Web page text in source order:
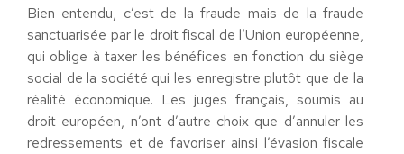
Bien entendu, c’est de la fraude mais de la fraude
sanctuarisée par le droit fiscal de l’Union européenne,
qui oblige à taxer les bénéfices en fonction du siège
social de la société qui les enregistre plutôt que de la
réalité économique. Les juges français, soumis au
droit européen, n’ont d’autre choix que d’annuler les
redressements et de favoriser ainsi l’évasion fiscale